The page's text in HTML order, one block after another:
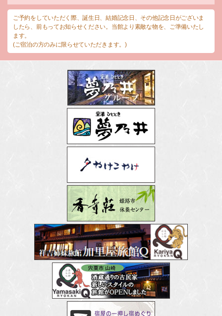
ご予約をしていただく際、誕生日、結婚記念日、その他記念日がございま
したら、前もってお知らせください。当館より素敵な物を、ご準備いたし
ます。
(ご宿泊の方のみに限らせていただきます。)